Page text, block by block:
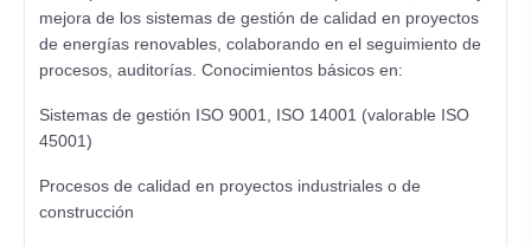
mejora de los sistemas de gestión de calidad en proyectos
de energías renovables, colaborando en el seguimiento de
procesos, auditorías. Conocimientos básicos en:
Sistemas de gestión ISO 9001, ISO 14001 (valorable ISO
45001)
Procesos de calidad en proyectos industriales o de
construcción